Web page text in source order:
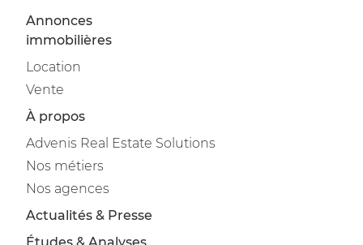
Annonces
immobilières
Location
Vente
À propos
Advenis Real Estate Solutions
Nos métiers
Nos agences
Actualités & Presse